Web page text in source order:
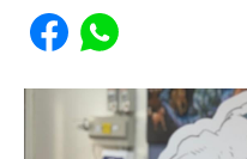
Share to Facebook
Share to WhatsApp